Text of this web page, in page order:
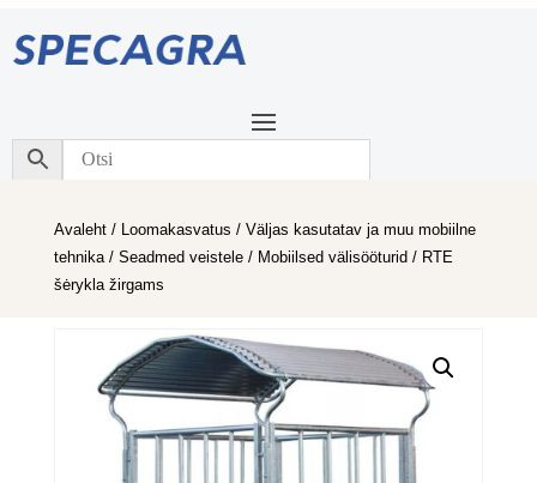
Avaleht/ Loomakasvatus / Väljas kasutatav ja muu mobiilne
tehnika/ Seadmed veistele/ Mobiilsed välisööturid / RTE
šėrykla žirgams